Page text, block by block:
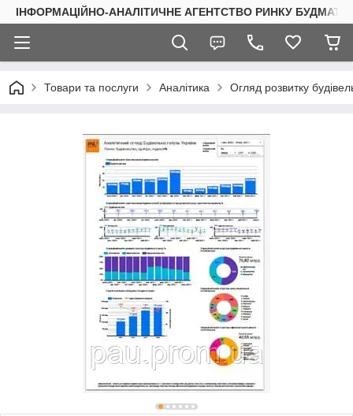
ІНФОРМАЦІЙНО-АНАЛІТИЧНЕ АГЕНТСТВО РИНКУ
Товари та послуги Аналітика Огляд розвитку